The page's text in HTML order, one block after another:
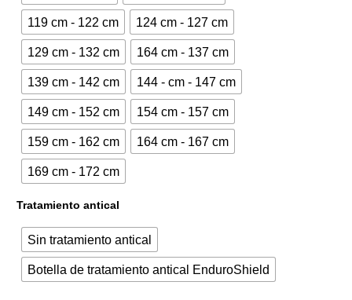
119 cm - 122 cm 124 cm - 127 cm
129 cm - 132 cm 164 cm - 137 cm
139 cm - 142 cm 144 - cm - 147 cm
149 cm - 152 cm 154 cm - 157 cm
159 cm - 162 cm 164 cm - 167 cm
169 cm - 172 cm
Tratamiento antical
Sin tratamiento antical
Botella de tratamiento antical EnduroShield